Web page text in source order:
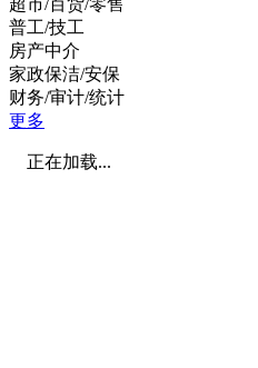
普工/技工
房产中介
家政保洁/安保
财务/审计/统计
更多
正在加载...